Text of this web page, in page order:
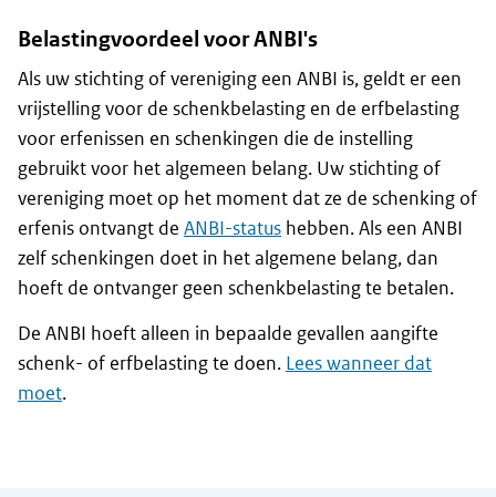
Belastingvoordeel voor ANBI's
Als uw stichting of vereniging een ANBI is, geldt er een
vrijstelling voor de schenkbelasting en de erfbelasting
voor erfenissen en schenkingen die de instelling
gebruikt voor het algemeen belang. Uw stichting of
vereniging moet op het moment dat ze de schenking of
erfenis ontvangt de ANBI-status hebben. Als een ANBI
zelf schenkingen doet in het algemene belang, dan
hoeft de ontvanger geen schenkbelasting te betalen.
De ANBI hoeft alleen in bepaalde gevallen aangifte
schenk- of erfbelasting te doen. Lees wanneer dat
moet.